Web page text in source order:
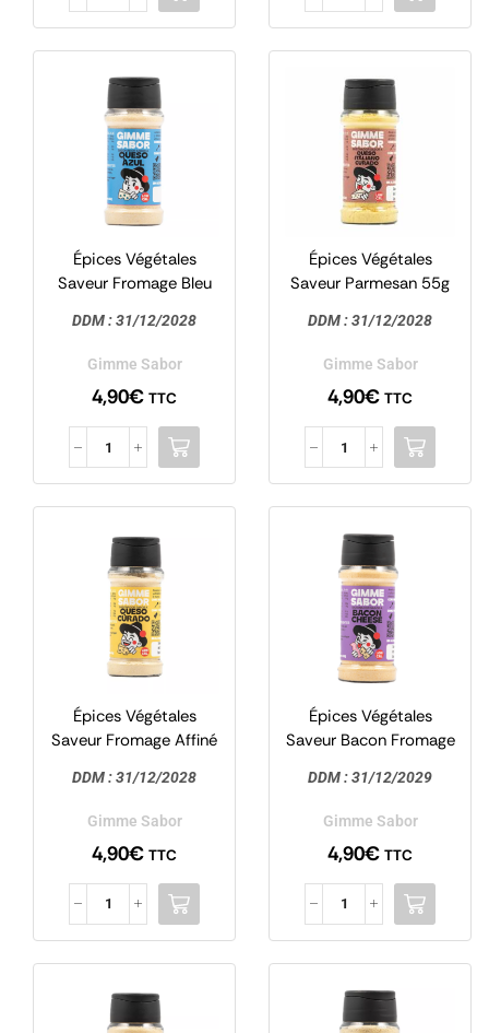
Épices Végétales
Saveur Fromage Bleu
DDM :31/12/2028
Gimme Sabor
4,90€ TTC
Épices Végétales
Saveur Parmesan 55g
DDM : 31/12/2028
Gimme Sabor
4,90€ TTC
Épices Végétales
Saveur Fromage Affiné
DDM :31/12/2028
Gimme Sabor
4,90€ TTC
Épices Végétales
Saveur Bacon Fromage
DDM : 31/12/2029
Gimme Sabor
4,90€ TTC